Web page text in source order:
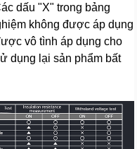
dấu "X" trong bảng
không được áp dụng
vô tình áp dụng cho
dụng lại sản phẩm bất